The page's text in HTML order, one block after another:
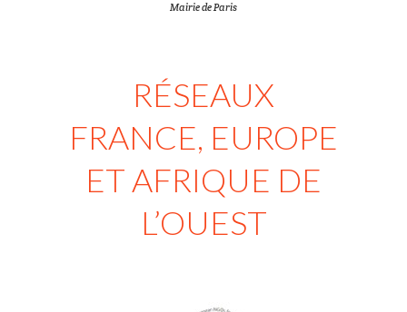
Mairie de Paris
RÉSEAUX
FRANCE, EUROPE
ET AFRIQUE DE
L’OUEST